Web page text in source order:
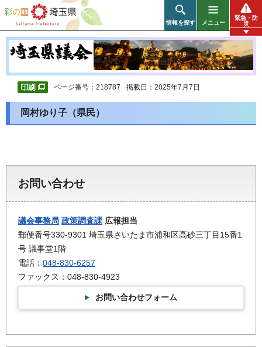
彩の国 埼玉県
情報を探す メニュー
緊急・防
災
ページ番号：218787 掲載日：2025年7月7日
岡村ゆり子（県民）
お問い合わせ
議会事務局 政策調査課 広報担当
郵便番号330-9301 埼玉県さいたま市浦和区高砂三丁目15番1
号 議事堂1階
電話： 048-830-6257
ファックス：048-830-4923
お問い合わせフォーム